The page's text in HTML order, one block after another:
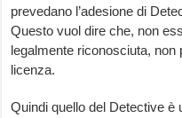
prevedano l’adesione di
Questo vuol dire che, non
legalmente riconosciuta,
licenza.
Quindi quello del Detective è